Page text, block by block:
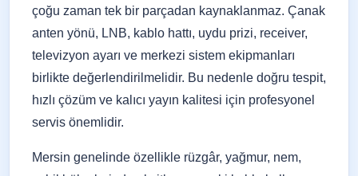
çoğu zaman tek bir parçadan kaynaklanmaz. Çanak
anten yönü, LNB, kablo hattı, uydu prizi, receiver,
televizyon ayarı ve merkezi sistem ekipmanları
birlikte değerlendirilmelidir. Bu nedenle doğru tespit,
hızlı çözüm ve kalıcı yayın kalitesi için profesyonel
servis önemlidir.
Mersin genelinde özellikle rüzgâr, yağmur, nem,